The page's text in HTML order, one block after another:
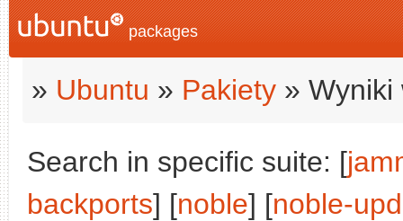
packages
» Ubuntu » Pakiety » Wyniki
Search in specific suite: [
backports] [noble] [noble-